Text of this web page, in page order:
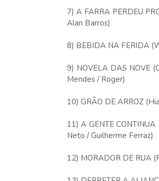
7) A FARRA PERDEU
Alan Barros)
8) BEBIDA NA FERIDA
9) NOVELA DAS NOVE
Mendes / Roger)
10) GRÃO DE ARROZ
11) A GENTE
Neto / Guilherme Ferraz)
12) MORADOR DE RUA